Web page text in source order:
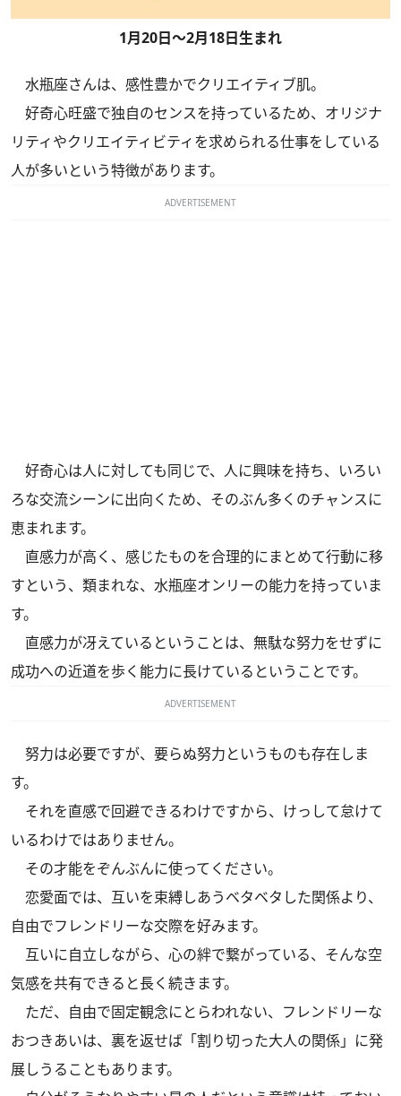
1月20日～2月18日生まれ
水瓶座さんは、感性豊かでクリエイティブ肌。
好奇心旺盛で独自のセンスを持っているため、オリジナ
リティやクリエイティビティを求められる仕事をしている
人が多いという特徴があります。
ADVERTISEMENT
好奇心は人に対しても同じで、人に興味を持ち、いろい
ろな交流シーンに出向くため、そのぶん多くのチャンスに
恵まれます。
直感力が高く、感じたものを合理的にまとめて行動に移
すという、類まれな、水瓶座オンリーの能力を持っていま
す。
直感力が冴えているということは、無駄な努力をせずに
成功への近道を歩く能力に長けているということです。
ADVERTISEMENT
努力は必要ですが、要らぬ努力というものも存在しま
す。
それを直感で回避できるわけですから、けっして怠けて
いるわけではありません。
その才能をぞんぶんに使ってください。
恋愛面では、互いを束縛しあうベタベタした関係より、
自由でフレンドリーな交際を好みます。
互いに自立しながら、心の絆で繋がっている、そんな空
気感を共有できると長く続きます。
ただ、自由で固定観念にとらわれない、フレンドリーな
おつきあいは、裏を返せば「割り切った大人の関係」に発
展しうることもあります。